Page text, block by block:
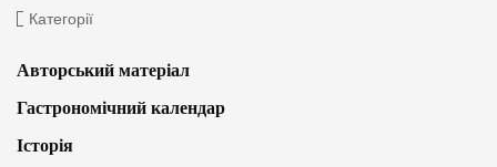
Категорії
Авторський матеріал
Гастрономічний календар
Історія